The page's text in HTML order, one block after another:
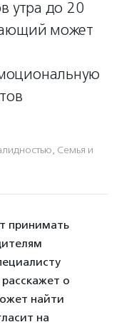
утра до 20
может
, Семья и
принимать
о
найти
на